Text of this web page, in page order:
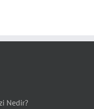
Nedir?